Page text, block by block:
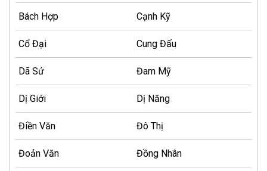
Bách Hợp Cạnh Kỹ
Cổ Đại Cung Đấu
Dã Sử Đam Mỹ
Dị Giới Dị Năng
Điền Văn Đô Thị
Đoản Văn Đồng Nhân